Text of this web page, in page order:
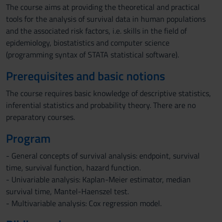
The course aims at providing the theoretical and practical
tools for the analysis of survival data in human populations
and the associated risk factors, i.e. skills in the field of
epidemiology, biostatistics and computer science
(programming syntax of STATA statistical software).
Prerequisites and basic notions
The course requires basic knowledge of descriptive statistics,
inferential statistics and probability theory. There are no
preparatory courses.
Program
- General concepts of survival analysis: endpoint, survival
time, survival function, hazard function.
- Univariable analysis: Kaplan-Meier estimator, median
survival time, Mantel-Haenszel test.
- Multivariable analysis: Cox regression model.